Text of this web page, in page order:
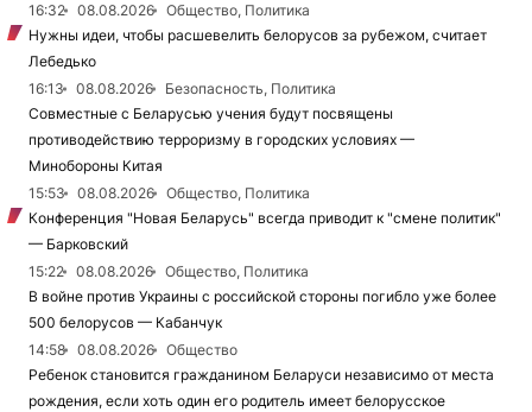
16:32
08.08.2026
Общество, Политика
Нужны идеи, чтобы расшевелить белорусов за рубежом, считает
Лебедько
16:13
08.08.2026
Безопасность, Политика
Совместные с Беларусью учения будут посвящены
противодействию терроризму в городских условиях —
Минобороны Китая
15:53
08.08.2026
Общество, Политика
Конференция "Новая Беларусь" всегда приводит к "смене политик"
— Барковский
15:22
08.08.2026
Общество, Политика
В войне против Украины с российской стороны погибло уже более
500 белорусов — Кабанчук
14:58
08.08.2026
Общество
Ребенок становится гражданином Беларуси независимо от места
рождения, если хоть один его родитель имеет белорусское